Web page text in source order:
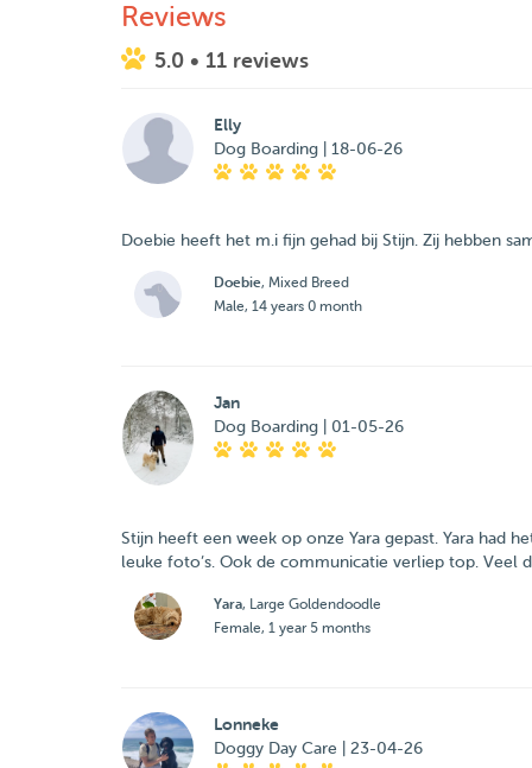
Reviews
5.0 • 11 reviews
Elly
Dog Boarding | 18-06-26
Doebie heeft het m.i fijn gehad bij Stijn. Zij hebben
Doebie, Mixed Breed
Male, 14 years 0 month
Jan
Dog Boarding | 01-05-26
Stijn heeft een week op onze Yara gepast. Yara had
leuke foto’s. Ook de communicatie verliep top. Veel
Yara, Large Goldendoodle
Female, 1 year 5 months
Lonneke
Doggy Day Care | 23-04-26